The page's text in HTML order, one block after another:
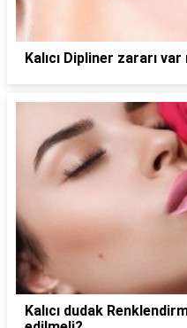
Kalıcı Dipliner zararı var
Kalıcı dudak